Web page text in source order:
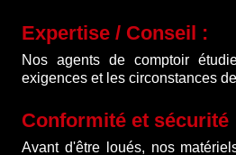
Expertise / Conseil :
Nos agents de comptoir
exigences et les circonstances
Conformité et sécurité
Avant d'être loués, nos